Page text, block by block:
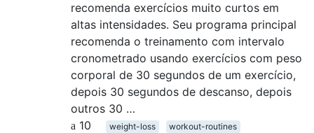
recomenda exercícios muito curtos em
altas intensidades. Seu programa principal
recomenda o treinamento com intervalo
cronometrado usando exercícios com peso
corporal de 30 segundos de um exercício,
depois 30 segundos de descanso, depois
outros 30 …
10
weight-loss
workout-routines